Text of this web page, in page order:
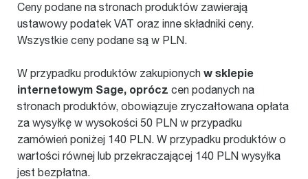
Ceny podane na stronach produktów zawierają
ustawowy podatek VAT oraz inne składniki ceny.
Wszystkie ceny podane są w PLN.
W przypadku produktów zakupionych w sklepie
internetowym Sage, oprócz cen podanych na
stronach produktów, obowiązuje zryczałtowana opłata
za wysyłkę w wysokości 50 PLN w przypadku
zamówień poniżej 140 PLN. W przypadku produktów o
wartości równej lub przekraczającej 140 PLN wysyłka
jest bezpłatna.